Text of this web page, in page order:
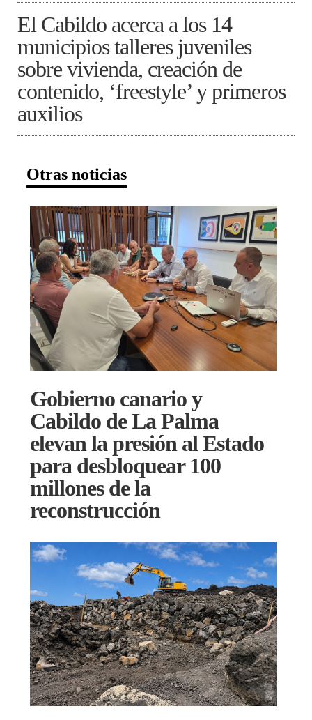
El Cabildo acerca a los 14
municipios talleres juveniles
sobre vivienda, creación de
contenido, ‘freestyle’ y primeros
auxilios
Otras noticias
Gobierno canario y
Cabildo de La Palma
elevan la presión al Estado
para desbloquear 100
millones de la
reconstrucción